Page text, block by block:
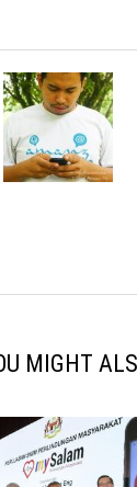
MIGHT